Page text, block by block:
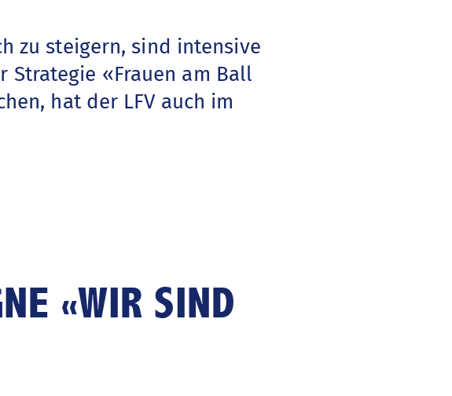
zu steigern, sind intensive
Strategie «Frauen am Ball
hat der LFV auch im
«WIR SIND